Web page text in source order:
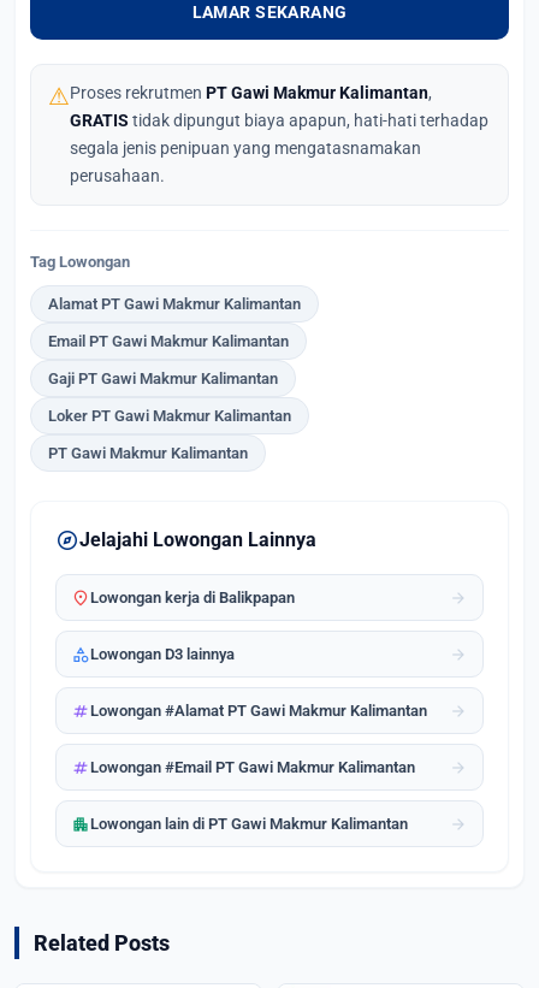
LAMAR SEKARANG
⚠Proses rekrutmen PT Gawi Makmur Kalimantan,
GRATIS tidak dipungut biaya apapun, hati-hati terhadap
segala jenis penipuan yang mengatasnamakan
perusahaan.
Tag Lowongan
Alamat PT Gawi Makmur Kalimantan
Email PT Gawi Makmur Kalimantan
Gaji PT Gawi Makmur Kalimantan
Loker PT Gawi Makmur Kalimantan
PT Gawi Makmur Kalimantan
exploreJelajahi Lowongan Lainnya
location_onLowongan kerja di Balikpapan arrow_forward
categoryLowongan D3 lainnya arrow_forward
tagLowongan #Alamat PT Gawi Makmur Kalimantan arrow_forward
tagLowongan #Email PT Gawi Makmur Kalimantan arrow_forward
apartmentLowongan lain di PT Gawi Makmur Kalimantan arrow_forward
Related Posts